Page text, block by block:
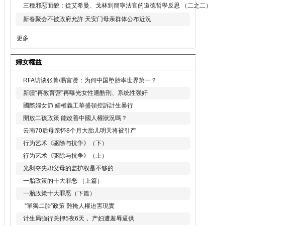
三種邪惡面貌：從艾希曼、戈林到簡寧法官的道德哲學反思 （二之二）
新春聚会不被政府允許 天安门母亲群体公布近況
更多
婦女權益
RFA访谈张菁/易富贤：为何中国堕胎率世界第一？
新疆“再教育营”再曝光女性遭酷刑、系统性强奸
國際婦女節 婦權義工華盛頓控訴計生暴行
開放二孩政策 能改善中國人權狀況嗎？
云南70后母亲怀8个月大胎儿明天将被引产
行为艺术《驱除与抗争》（下）
行为艺术《驱除与抗争》（上）
光剥夺失职父母的监护权是不够的
一胎政策的十大罪恶 （上篇）
一胎政策十大罪恶（下篇）
“單獨二胎”政策 難掩人權迫害現實
计生局強行关押5夜6天， 产妇遭羞辱逼供